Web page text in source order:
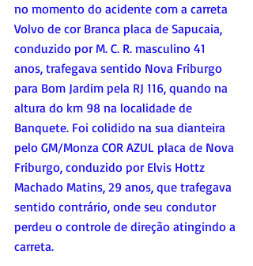
no momento do acidente com a carreta
Volvo de cor Branca placa de Sapucaia,
conduzido por M. C. R. masculino 41
anos, trafegava sentido Nova Friburgo
para Bom Jardim pela RJ 116, quando na
altura do km 98 na localidade de
Banquete. Foi colidido na sua dianteira
pelo GM/Monza COR AZUL placa de Nova
Friburgo, conduzido por Elvis Hottz
Machado Matins, 29 anos, que trafegava
sentido contrário, onde seu condutor
perdeu o controle de direção atingindo a
carreta.